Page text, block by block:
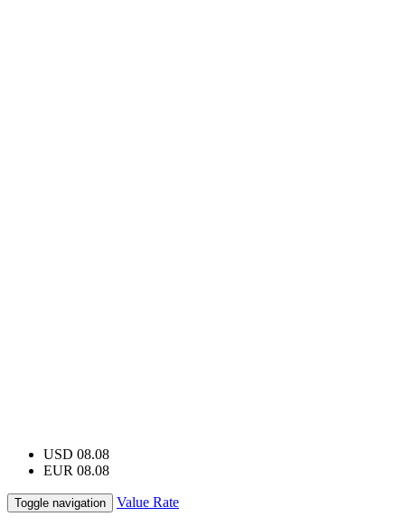
USD 08.08
EUR 08.08
Toggle navigation Value Rate